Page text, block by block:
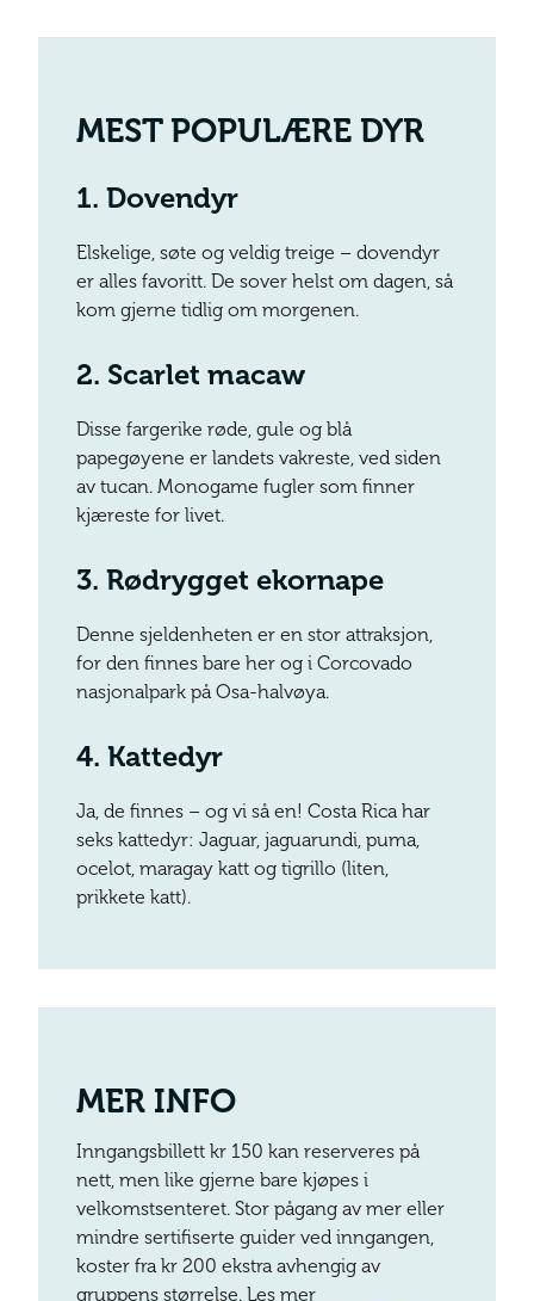
MEST POPULÆRE DYR
1. Dovendyr
Elskelige, søte og veldig treige – dovendyr
er alles favoritt. De sover helst om dagen, så
kom gjerne tidlig om morgenen.
2. Scarlet macaw
Disse fargerike røde, gule og blå
papegøyene er landets vakreste, ved siden
av tucan. Monogame fugler som finner
kjæreste for livet.
3. Rødrygget ekornape
Denne sjeldenheten er en stor attraksjon,
for den finnes bare her og i Corcovado
nasjonalpark på Osa-halvøya.
4. Kattedyr
Ja, de finnes – og vi så en! Costa Rica har
seks kattedyr: Jaguar, jaguarundi, puma,
ocelot, maragay katt og tigrillo (liten,
prikkete katt).
MER INFO
Inngangsbillett kr 150 kan reserveres på
nett, men like gjerne bare kjøpes i
velkomstsenteret. Stor pågang av mer eller
mindre sertifiserte guider ved inngangen,
koster fra kr 200 ekstra avhengig av
gruppens størrelse. Les mer